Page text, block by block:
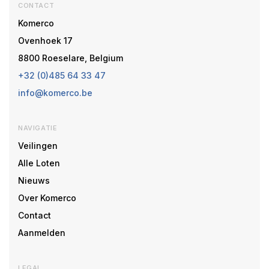
CONTACT
Komerco
Ovenhoek 17
8800 Roeselare, Belgium
+32 (0)485 64 33 47
info@komerco.be
NAVIGATIE
Veilingen
Alle Loten
Nieuws
Over Komerco
Contact
Aanmelden